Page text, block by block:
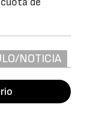
NOTICIA